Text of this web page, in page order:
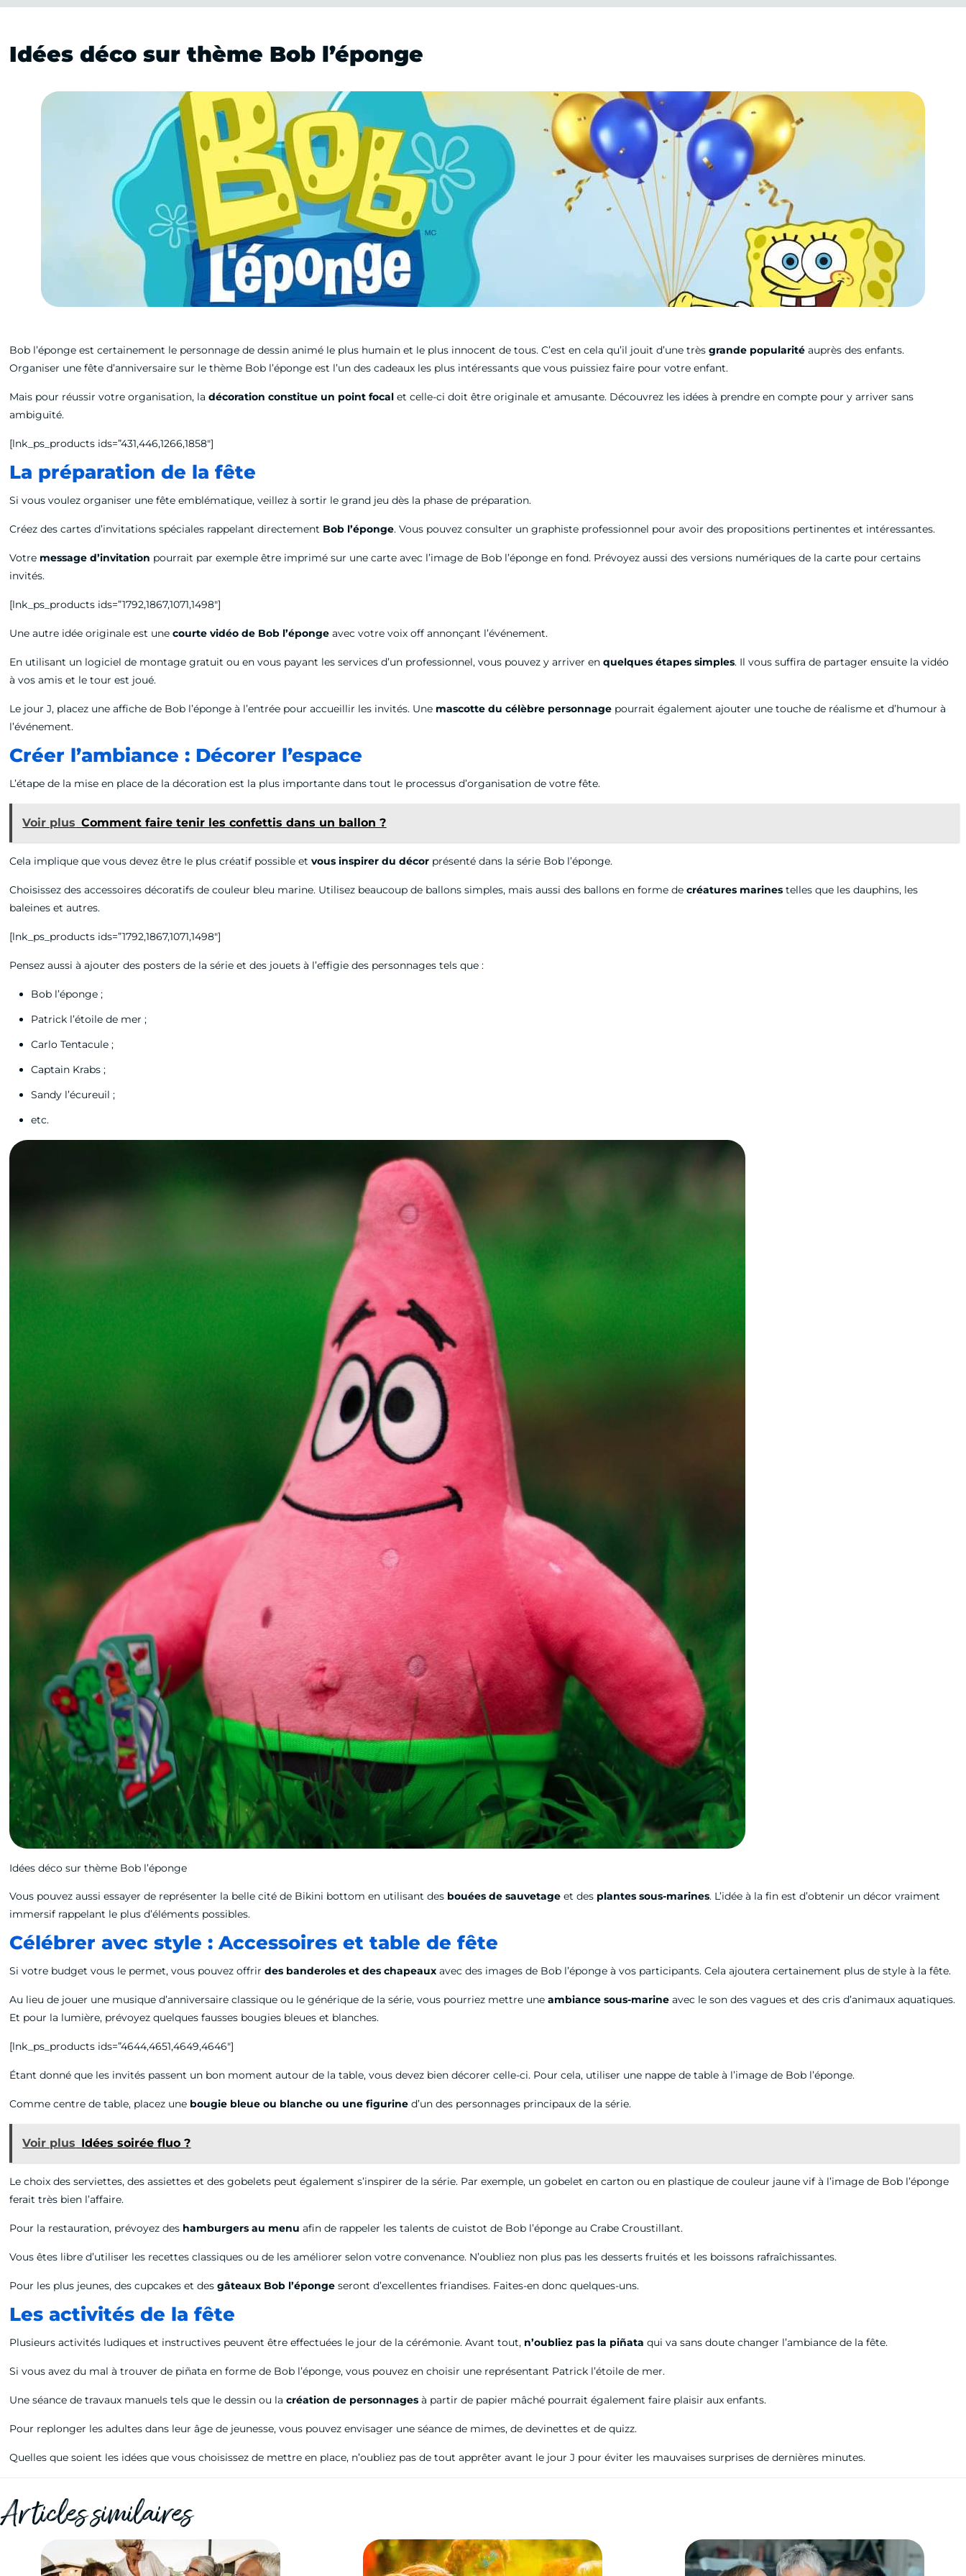
Idées déco sur thème Bob l’éponge
Bob l’éponge est certainement le personnage de dessin animé le plus humain et le plus innocent de tous. C’est en cela qu’il jouit d’une trèsgrande popularité auprès des enfants.
Organiser une fête d’anniversaire sur le thème Bob l’éponge est l’un des cadeaux les plus intéressants que vous puissiez faire pour votre enfant.
Mais pour réussir votre organisation, ladécoration constitue un point focal et celle-ci doit être originale et amusante. Découvrez les idées à prendre en compte pour y arriver sans
ambiguïté.
[lnk_ps_products ids=”431,446,1266,1858″]
La préparation de la fête
Si vous voulez organiser une fête emblématique, veillez à sortir le grand jeu dès la phase de préparation.
Créez des cartes d’invitations spéciales rappelant directement Bob l’éponge. Vous pouvez consulter un graphiste professionnel pour avoir des propositions pertinentes et intéressantes.
Votre message d’invitation pourrait par exemple être imprimé sur une carte avec l’image de Bob l’éponge en fond. Prévoyez aussi des versions numériques de la carte pour certains
invités.
[lnk_ps_products ids=”1792,1867,1071,1498″]
Une autre idée originale est unecourte vidéo de Bob l’éponge avec votre voix off annonçant l’événement.
En utilisant un logiciel de montage gratuit ou en vous payant les services d’un professionnel, vous pouvez y arriver enquelques étapes simples. Il vous suffira de partager ensuite la vidéo
à vos amis et le tour est joué.
Le jour J, placez une affiche de Bob l’éponge à l’entrée pour accueillir les invités. Une mascotte du célèbre personnage pourrait également ajouter une touche de réalisme et d’humour à
l’événement.
Créer l’ambiance : Décorer l’espace
L’étape de la mise en place de la décoration est la plus importante dans tout le processus d’organisation de votre fête.
Voir plus Comment faire tenir les confettis dans un ballon ?
Cela implique que vous devez être le plus créatif possible etvous inspirer du décor présenté dans la série Bob l’éponge.
Choisissez des accessoires décoratifs de couleur bleu marine. Utilisez beaucoup de ballons simples, mais aussi des ballons en forme decréatures marines telles que les dauphins, les
baleines et autres.
[lnk_ps_products ids=”1792,1867,1071,1498″]
Pensez aussi à ajouter des posters de la série et des jouets à l’effigie des personnages tels que :
Bob l’éponge ;
Patrick l’étoile de mer ;
Carlo Tentacule ;
Captain Krabs ;
Sandy l’écureuil ;
etc.
Idées déco sur thème Bob l’éponge
Vous pouvez aussi essayer de représenter la belle cité de Bikini bottom en utilisant des bouées de sauvetage et des plantes sous-marines. L’idée à la fin est d’obtenir un décor vraiment
immersif rappelant le plus d’éléments possibles.
Célébrer avec style : Accessoires et table de fête
Si votre budget vous le permet, vous pouvez offrirdes banderoles et des chapeaux avec des images de Bob l’éponge à vos participants. Cela ajoutera certainement plus de style à la fête.
Au lieu de jouer une musique d’anniversaire classique ou le générique de la série, vous pourriez mettre uneambiance sous-marine avec le son des vagues et des cris d’animaux aquatiques.
Et pour la lumière, prévoyez quelques fausses bougies bleues et blanches.
[lnk_ps_products ids=”4644,4651,4649,4646″]
Étant donné que les invités passent un bon moment autour de la table, vous devez bien décorer celle-ci. Pour cela, utiliser une nappe de table à l’image de Bob l’éponge.
Comme centre de table, placez une bougie bleue ou blanche ou une figurine d’un des personnages principaux de la série.
Voir plus Idées soirée fluo ?
Le choix des serviettes, des assiettes et des gobelets peut également s’inspirer de la série. Par exemple, un gobelet en carton ou en plastique de couleur jaune vif à l’image de Bob l’éponge
ferait très bien l’affaire.
Pour la restauration, prévoyez des hamburgers au menu afin de rappeler les talents de cuistot de Bob l’éponge au Crabe Croustillant.
Vous êtes libre d’utiliser les recettes classiques ou de les améliorer selon votre convenance. N’oubliez non plus pas les desserts fruités et les boissons rafraîchissantes.
Pour les plus jeunes, des cupcakes et desgâteaux Bob l’éponge seront d’excellentes friandises. Faites-en donc quelques-uns.
Les activités de la fête
Plusieurs activités ludiques et instructives peuvent être effectuées le jour de la cérémonie. Avant tout, n’oubliez pas la piñata qui va sans doute changer l’ambiance de la fête.
Si vous avez du mal à trouver de piñata en forme de Bob l’éponge, vous pouvez en choisir une représentant Patrick l’étoile de mer.
Une séance de travaux manuels tels que le dessin ou lacréation de personnages à partir de papier mâché pourrait également faire plaisir aux enfants.
Pour replonger les adultes dans leur âge de jeunesse, vous pouvez envisager une séance de mimes, de devinettes et de quizz.
Quelles que soient les idées que vous choisissez de mettre en place, n’oubliez pas de tout apprêter avant le jour J pour éviter les mauvaises surprises de dernières minutes.
Articles similaires